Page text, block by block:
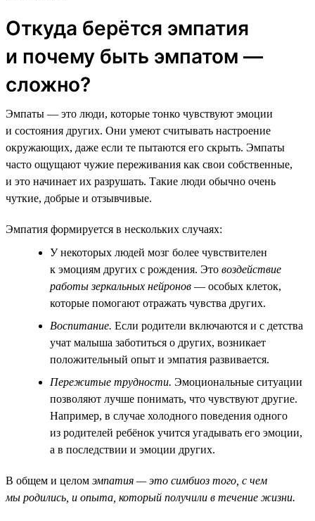
Откуда берётся эмпатия
и почему быть эмпатом —
сложно?
Эмпаты — это люди, которые тонко чувствуют эмоции
и состояния других. Они умеют считывать настроение
окружающих, даже если те пытаются его скрыть. Эмпаты
часто ощущают чужие переживания как свои собственные,
и это начинает их разрушать. Такие люди обычно очень
чуткие, добрые и отзывчивые.
Эмпатия формируется в нескольких случаях:
У некоторых людей мозг более чувствителен
к эмоциям других с рождения. Это воздействие
работы зеркальных нейронов — особых клеток,
которые помогают отражать чувства других.
Воспитание. Если родители включаются и с детства
учат малыша заботиться о других, возникает
положительный опыт и эмпатия развивается.
Пережитые трудности. Эмоциональные ситуации
позволяют лучше понимать, что чувствуют другие.
Например, в случае холодного поведения одного
из родителей ребёнок учится угадывать его эмоции,
а в последствии и эмоции других.
В общем и целом эмпатия — это симбиоз того, с чем
мы родились, и опыта, который получили в течение жизни.